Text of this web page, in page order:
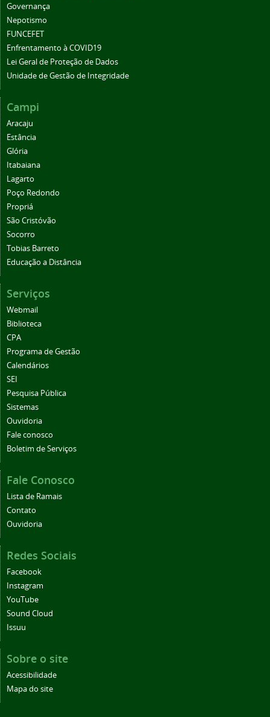
Governança
Nepotismo
FUNCEFET
Enfrentamento à COVID19
Lei Geral de Proteção de Dados
Unidade de Gestão de Integridade
Campi
Aracaju
Estância
Glória
Itabaiana
Lagarto
Poço Redondo
Propriá
São Cristóvão
Socorro
Tobias Barreto
Educação a Distância
Serviços
Webmail
Biblioteca
CPA
Programa de Gestão
Calendários
SEI
Pesquisa Pública
Sistemas
Ouvidoria
Fale conosco
Boletim de Serviços
Fale Conosco
Lista de Ramais
Contato
Ouvidoria
Redes Sociais
Facebook
Instagram
YouTube
Sound Cloud
Issuu
Sobre o site
Acessibilidade
Mapa do site